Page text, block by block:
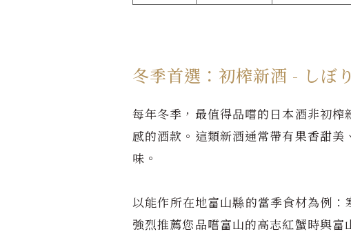
冬季首選：初榨新酒 - しぼ
每年冬季，最值得品嚐的日本酒非初
感的酒款。這類新酒通常帶有果香甜
味。
以能作所在地富山縣的當季食材為例
強烈推薦您品嚐富山的高志紅蟹時與